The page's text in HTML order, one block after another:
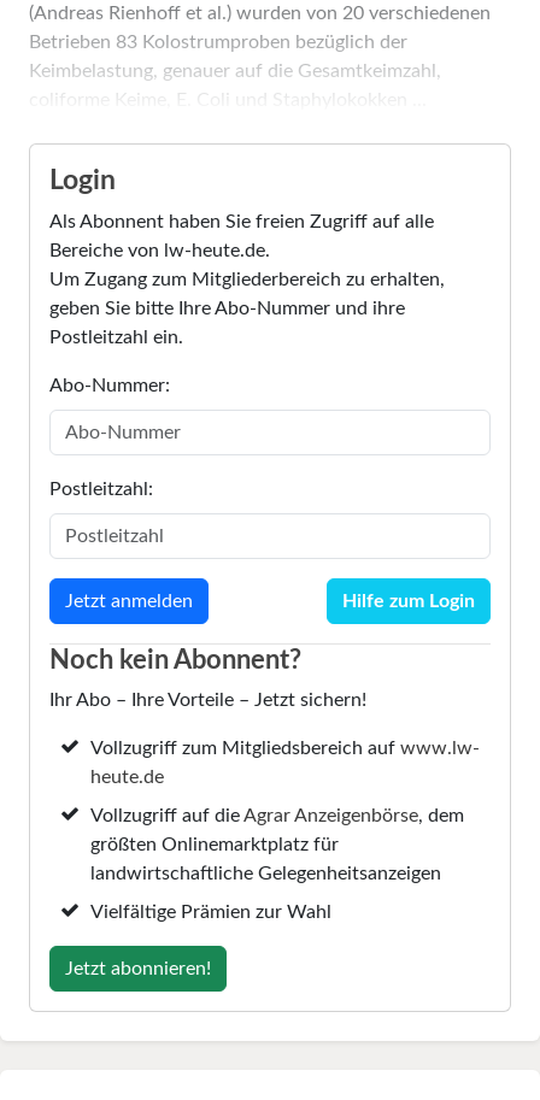
(Andreas Rienhoff et al.) wurden von 20 verschiedenen
Betrieben 83 Kolostrumproben bezüglich der
Keimbelastung, genauer auf die Gesamtkeimzahl,
coliforme Keime, E. Coli und Staphylokokken ...
Login
Als Abonnent haben Sie freien Zugriff auf alle
Bereiche von lw-heute.de.
Um Zugang zum Mitgliederbereich zu erhalten,
geben Sie bitte Ihre Abo-Nummer und ihre
Postleitzahl ein.
Abo-Nummer:
Postleitzahl:
Hilfe zum Login
Noch kein Abonnent?
Ihr Abo – Ihre Vorteile – Jetzt sichern!
Vollzugriff zum Mitgliedsbereich aufwww.lw-
heute.de
Vollzugriff auf dieAgrar Anzeigenbörse, dem
größten Onlinemarktplatz für
landwirtschaftliche Gelegenheitsanzeigen
Vielfältige Prämien zur Wahl
Jetzt abonnieren!